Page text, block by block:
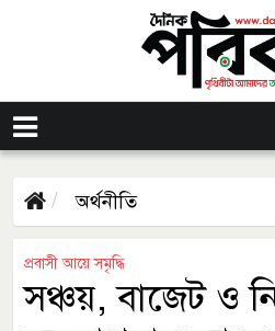
অর্থনীতি
প্রবাসী আয়ে সমৃদ্ধি
সঞ্চয়, বাজেট ও